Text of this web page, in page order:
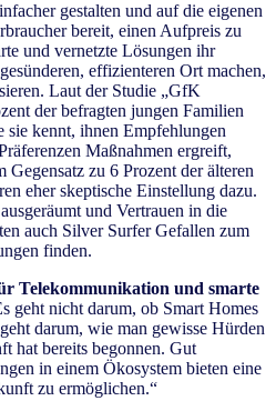
gestalten und auf die eigenen
bereit, einen Aufpreis zu
und vernetzte Lösungen ihr
effizienteren Ort machen,
Laut der Studie „GfK
der befragten jungen Familien
sie kennt, ihnen Empfehlungen
Maßnahmen ergreift,
Gegensatz zu 6 Prozent der älteren
eher skeptische Einstellung dazu.
und Vertrauen in die
auch Silver Surfer Gefallen zum
finden.
Telekommunikation und smarte
geht nicht darum, ob Smart Homes
darum, wie man gewisse Hürden
hat bereits begonnen. Gut
in einem Ökosystem bieten eine
zu ermöglichen.“